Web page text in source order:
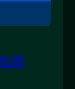
南